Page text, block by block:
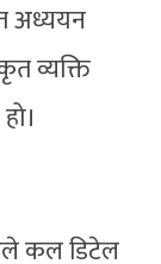
अध्ययन
व्यक्ति
कल डिटेल